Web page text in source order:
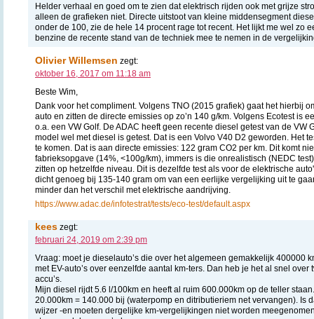
Helder verhaal en goed om te zien dat elektrisch rijden ook met grijze
alleen de grafieken niet. Directe uitstoot van kleine middensegment
onder de 100, zie de hele 14 procent rage tot recent. Het lijkt me wel zo
benzine de recente stand van de techniek mee te nemen in de
Olivier Willemsen zegt:
oktober 16, 2017 om 11:18 am
Beste Wim,
Dank voor het compliment. Volgens TNO (2015 grafiek) gaat het hierbij
auto en zitten de directe emissies op zo’n 140 g/km. Volgens Ecotest is
o.a. een VW Golf. De ADAC heeft geen recente diesel getest van de VW
model wel met diesel is getest. Dat is een Volvo V40 D2 geworden. Het
te komen. Dat is aan directe emissies: 122 gram CO2 per km. Dit komt
fabrieksopgave (14%, <100g/km), immers is die onrealistisch (NEDC
zitten op hetzelfde niveau. Dit is dezelfde test als voor de elektrische
dicht genoeg bij 135-140 gram om van een eerlijke vergelijking uit te
minder dan het verschil met elektrische aandrijving.
https://www.adac.de/infotestrat/tests/eco-test/default.aspx
kees zegt:
februari 24, 2019 om 2:39 pm
Vraag: moet je dieselauto’s die over het algemeen gemakkelijk 400000
met EV-auto’s over eenzelfde aantal km-ters. Dan heb je het al snel over
accu’s.
Mijn diesel rijdt 5.6 l/100km en heeft al ruim 600.000km op de teller
20.000km = 140.000 bij (waterpomp en ditributieriem net vervangen). Is
wijzer -en moeten dergelijke km-vergelijkingen niet worden